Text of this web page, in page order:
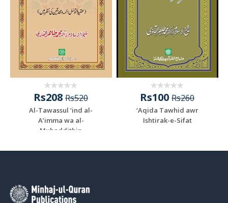
Rs208 Rs520
Al-Tawassul ‘ind al-
A’imma wa al-
Muhaddithin
Rs100 Rs260
‘Aqida Tawhid awr
Ishtirak-e-Sifat